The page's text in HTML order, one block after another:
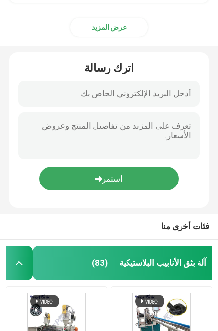
عرض المزيد
اترك رسالة
فئات أخرى منا
آلة بثق الأنابيب البلاستيكية (83)